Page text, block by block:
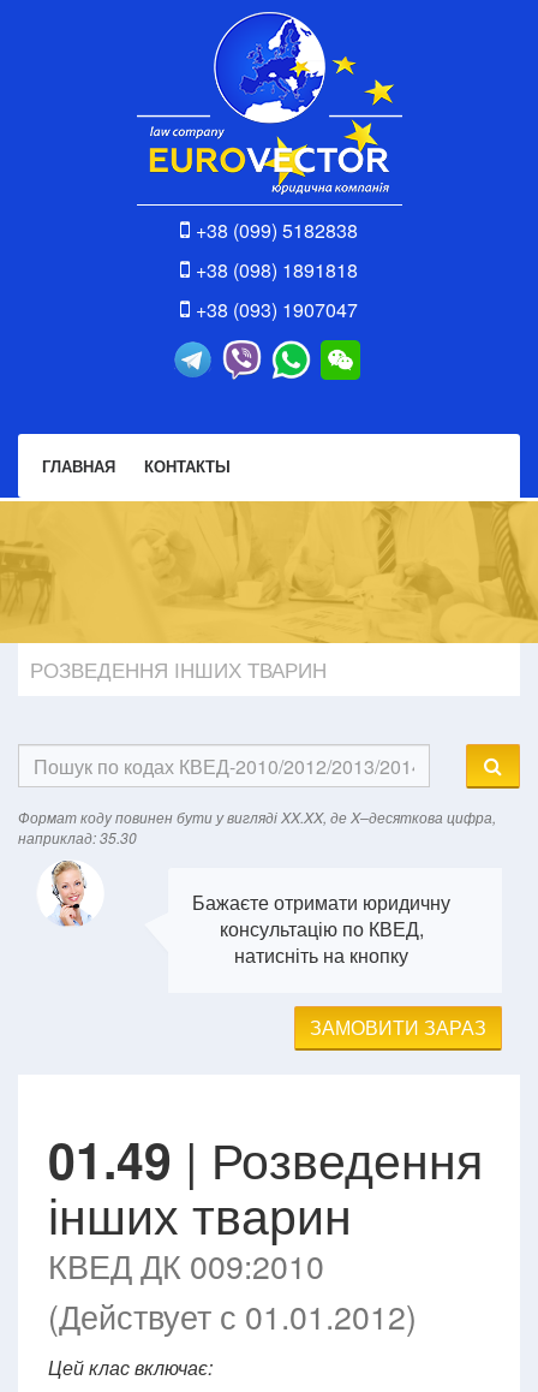
+38 (099) 5182838
+38 (098) 1891818
+38 (093) 1907047
ГЛАВНАЯ КОНТАКТЫ
РОЗВЕДЕННЯ ІНШИХ ТВАРИН
Формат кодy повинен бути у вигляді XX.XX, де X–десяткова цифра,
наприклад: 35.30
Бажаєте отримати юридичну
консультацію по КВЕД,
натисніть на кнопку
ЗАМОВИТИ ЗАРАЗ
01.49 | Розведення
інших тварин
КВЕД ДК 009:2010
(Действует с 01.01.2012)
Цей клас включає: